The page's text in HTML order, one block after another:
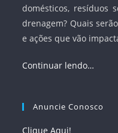
domésticos, resíduos
drenagem? Quais
e ações que vão
Continuar lendo…
Anuncie Conosco
Clique Aqui!